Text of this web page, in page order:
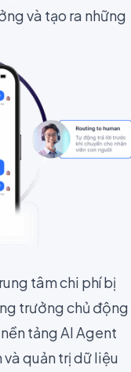
và tạo ra những
tâm chi phí bị
trưởng chủ động
tảng AI Agent
quản trị dữ liệu